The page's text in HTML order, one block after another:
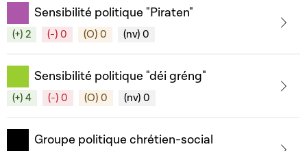
Sensibilité politique "Piraten"
(+) 2 (-) 0 (O) 0 (nv) 0
Sensibilité politique "déi gréng"
(+) 4 (-) 0 (O) 0 (nv) 0
Groupe politique chrétien-social